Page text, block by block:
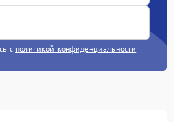
с политикой конфиденциальности